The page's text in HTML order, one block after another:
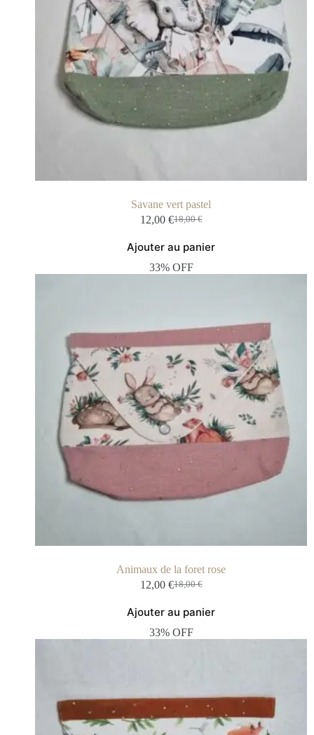
Savane vert pastel
18,00€
12,00 €
Ajouter au panier
33% OFF
Animaux de la foret rose
18,00€
12,00 €
Ajouter au panier
33% OFF